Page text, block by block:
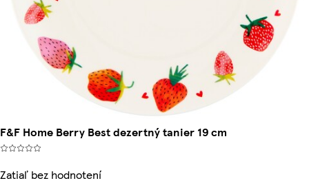
F&F Home Berry Best dezertný tanier 19 cm
Zatiaľ bez hodnotení